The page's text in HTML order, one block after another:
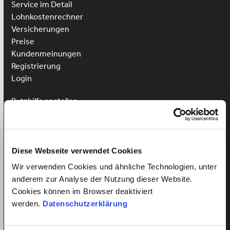
Diese Webseite verwendet Cookies
Wir verwenden Cookies und ähnliche Technologien, unter
anderem zur Analyse der Nutzung dieser Website.
Cookies können im Browser deaktiviert
werden. Datenschutzerklärung
Service im Detail
Lohnkostenrechner
Versicherungen
Preise
Kundenmeinungen
Registrierung
Login
Putzhilfe anstellen
Vorteile für Arbeitnehmer
Arbeitnehmer Login
Sprachkurs gewinnen